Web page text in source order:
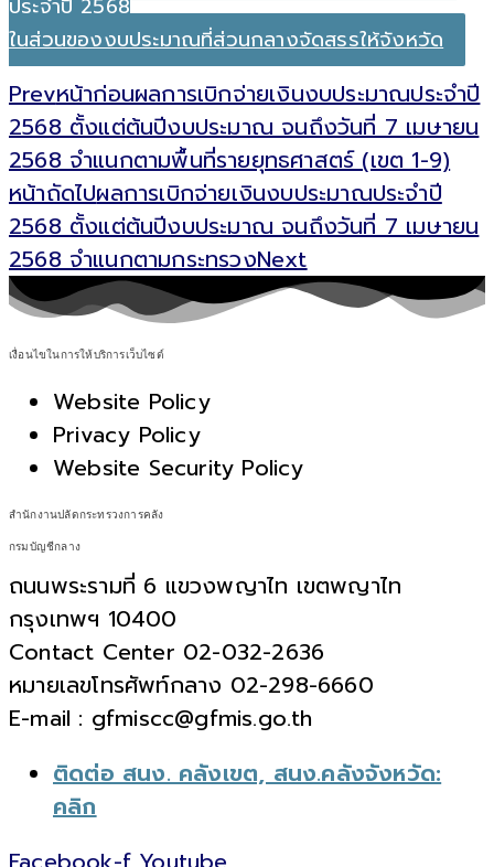
ประจำปี 2568
ในส่วนของงบประมาณที่ส่วนกลางจัดสรรให้จังหวัด
Prevหน้าก่อนผลการเบิกจ่ายเงินงบประมาณประจำปี
2568 ตั้งแต่ต้นปีงบประมาณ จนถึงวันที่ 7 เมษายน
2568 จำแนกตามพื้นที่รายยุทธศาสตร์ (เขต 1-9)
หน้าถัดไปผลการเบิกจ่ายเงินงบประมาณประจำปี
2568 ตั้งแต่ต้นปีงบประมาณ จนถึงวันที่ 7 เมษายน
2568 จำแนกตามกระทรวงNext
เงื่อนไขในการให้บริการเว็บไซต์
Website Policy
Privacy Policy
Website Security Policy
สำนักงานปลัดกระทรวงการคลัง
กรมบัญชีกลาง
ถนนพระรามที่ 6 แขวงพญาไท เขตพญาไท
กรุงเทพฯ 10400
Contact Center 02-032-2636
หมายเลขโทรศัพท์กลาง 02-298-6660
E-mail : gfmiscc@gfmis.go.th
ติดต่อ สนง. คลังเขต, สนง.คลังจังหวัด:
คลิก